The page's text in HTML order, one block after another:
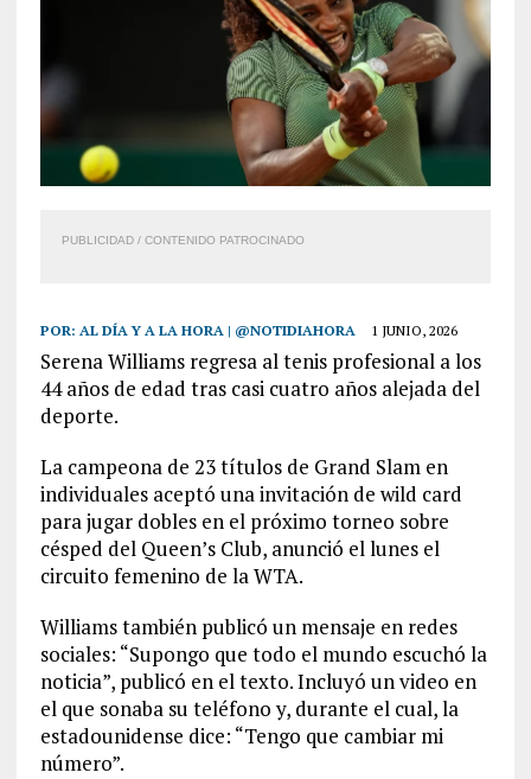
PUBLICIDAD / CONTENIDO PATROCINADO
POR: AL DÍA Y A LA HORA | @NOTIDIAHORA 1 JUNIO, 2026
Serena Williams regresa al tenis profesional a los
44 años de edad tras casi cuatro años alejada del
deporte.
La campeona de 23 títulos de Grand Slam en
individuales aceptó una invitación de wild card
para jugar dobles en el próximo torneo sobre
césped del Queen’s Club, anunció el lunes el
circuito femenino de la WTA.
Williams también publicó un mensaje en redes
sociales: “Supongo que todo el mundo escuchó la
noticia”, publicó en el texto. Incluyó un video en
el que sonaba su teléfono y, durante el cual, la
estadounidense dice: “Tengo que cambiar mi
número”.